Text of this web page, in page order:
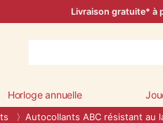
Livraison gratuite* à
Horloge annuelle
Autocollants ABC résistant au